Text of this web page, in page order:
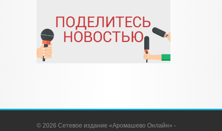
© 2026 Сетевое издание «Аромашево Онлайн» -